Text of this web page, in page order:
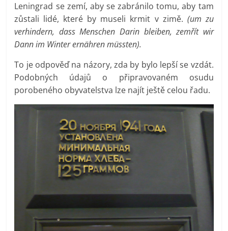
Leningrad se zemí, aby se zabránilo tomu, aby tam
zůstali lidé, které by museli krmit v zimě. (um zu
verhindern, dass Menschen Darin bleiben, zemřít wir
Dann im Winter ernähren müssten).
To je odpověď na názory, zda by bylo lepší se vzdát.
Podobných údajů o připravovaném osudu
porobeného obyvatelstva lze najít ještě celou řadu.